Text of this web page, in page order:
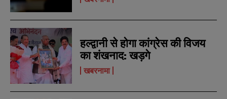
हल्द्वानी से होगा कांग्रेस की विजय
का शंखनाद: खड़गे
खबरनामा